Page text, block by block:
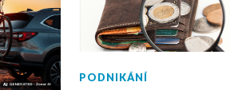
PODNIKÁNÍ